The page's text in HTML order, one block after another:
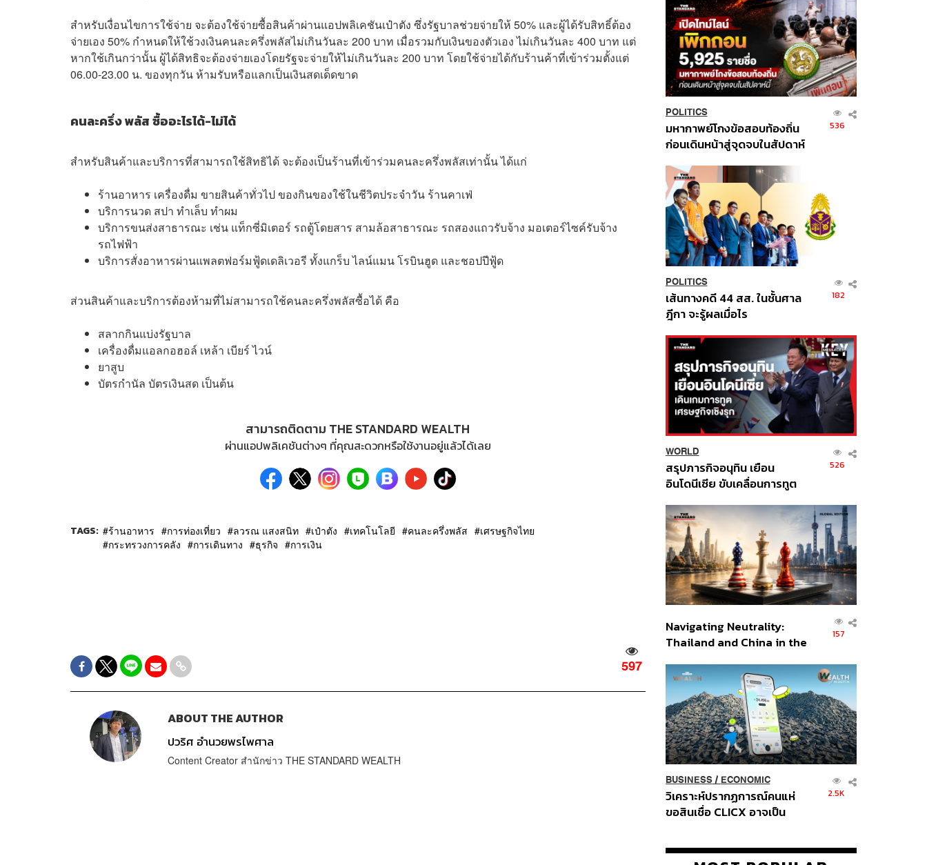
สำหรับเงื่อนไขการใช้จ่าย จะต้องใช้จ่ายซื้อสินค้าผ่านแอปพลิเคชันเป๋าตัง ซึ่งรัฐบาลช่วยจ่ายให้ 50% และผู้ได้รับสิทธิ์ต้อง
จ่ายเอง 50% กำหนดให้ใช้วงเงินคนละครึ่งพลัสไม่เกินวันละ 200 บาท เมื่อรวมกับเงินของตัวเอง ไม่เกินวันละ 400 บาท แต่
หากใช้เกินกว่านั้น ผู้ได้สิทธิจะต้องจ่ายเองโดยรัฐจะจ่ายให้ไม่เกินวันละ 200 บาท โดยใช้จ่ายได้กับร้านค้าที่เข้าร่วมตั้งแต่
06.00-23.00 น. ของทุกวัน ห้ามรับหรือแลกเป็นเงินสดเด็ดขาด
คนละครึ่ง พลัส ซื้ออะไรได้-ไม่ได้
สำหรับสินค้าและบริการที่สามารถใช้สิทธิได้ จะต้องเป็นร้านที่เข้าร่วมคนละครึ่งพลัสเท่านั้น ได้แก่
ร้านอาหาร เครื่องดื่ม ขายสินค้าทั่วไป ของกินของใช้ในชีวิตประจำวัน ร้านคาเฟ่
บริการนวด สปา ทำเล็บ ทำผม
บริการขนส่งสาธารณะ เช่น แท็กซี่มิเตอร์ รถตู้โดยสาร สามล้อสาธารณะ รถสองแถวรับจ้าง มอเตอร์ไซค์รับจ้าง
รถไฟฟ้า
บริการสั่งอาหารผ่านแพลตฟอร์มฟู้ดเดลิเวอรี ทั้งแกร็บ ไลน์แมน โรบินฮูด และชอปปีฟู้ด
ส่วนสินค้าและบริการต้องห้ามที่ไม่สามารถใช้คนละครึ่งพลัสซื้อได้ คือ
สลากกินแบ่งรัฐบาล
เครื่องดื่มแอลกอฮอล์ เหล้า เบียร์ ไวน์
ยาสูบ
บัตรกำนัล บัตรเงินสด เป็นต้น
สามารถติดตาม THE STANDARD WEALTH
ผ่านแอปพลิเคชันต่างๆ ที่คุณสะดวกหรือใช้งานอยู่แล้วได้เลย
TAGS: ร้านอาหาร การท่องเที่ยว ลวรณ แสงสนิท เป๋าตัง เทคโนโลยี คนละครึ่งพลัส
เศรษฐกิจไทย
กระทรวงการคลัง
การเดินทาง ธุรกิจ การเงิน
597
ABOUT THE AUTHOR
ปวริศ อำนวยพรไพศาล
Content Creator สำนักข่าว THE STANDARD WEALTH
POLITICS
มหากาพย์โกงข้อสอบท้องถิ่น
ก่อนเดินหน้าสู่จุดจบในสัปดาห์
536
POLITICS
เส้นทางคดี 44 สส. ในชั้นศาล
ฎีกา จะรู้ผลเมื่อไร
182
WORLD
สรุปภารกิจอนุทิน เยือน
อินโดนีเซีย ขับเคลื่อนการทูต
ส่วนยุทธศาสตร์ไทย –
อินโดนีเซีย
526
Navigating Neutrality:
Thailand and China in the
Order
157
BUSINESS/ ECONOMIC
วิเคราะห์ปรากฏการณ์คนแห่
ขอสินเชื่อ CLICX อาจเป็น
ปัญหาหนี้ครัวเรือนไทยที่ถูกซุก
2.5K